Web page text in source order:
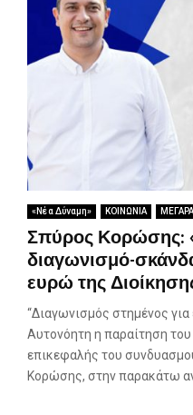
«Νέα Δύναμη» ΚΟΙΝΩΝΙΑ ΜΕΓΑΡΑ
Σπύρος Κορώσης:
διαγωνισμό-
ευρώ της
“Διαγωνισμός στημένος
Αυτονόητη η παραίτηση του
επικεφαλής του
Κορώσης, στην παρακάτω